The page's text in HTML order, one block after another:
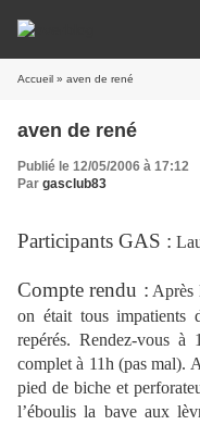
Accueil » aven de rené
aven de rené
Publié le 12/05/2006 à 17:12
Par gasclub83
Participants GAS :
Compte rendu : Après
on était tous impatients
repérés. Rendez-vous à
complet à 11h (pas mal).
pied de biche et
l’éboulis la bave aux